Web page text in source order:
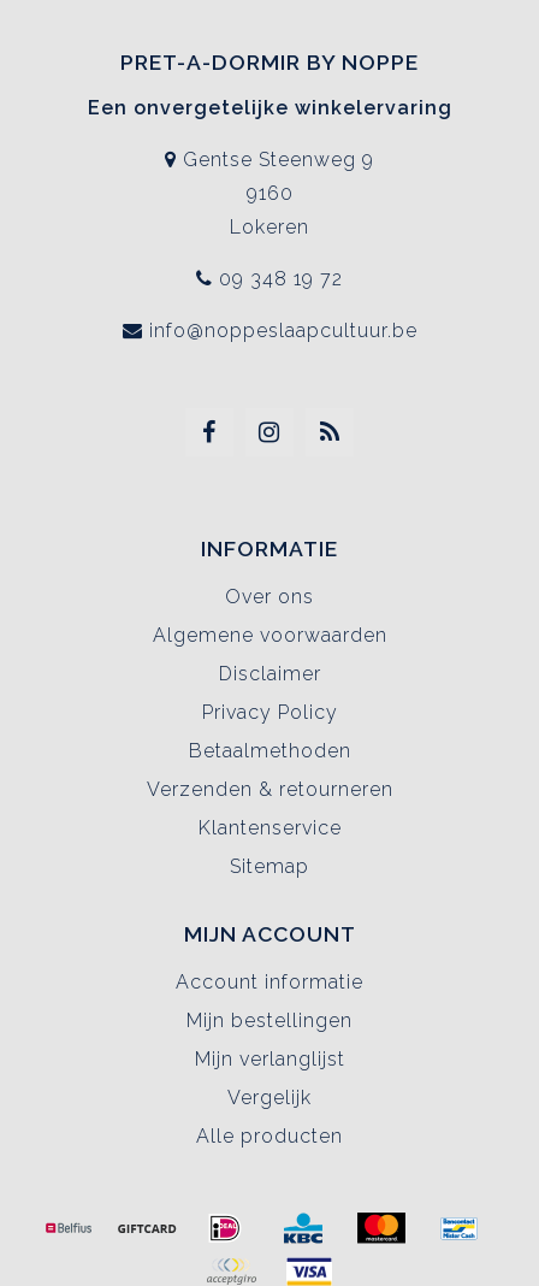
PRET-A-DORMIR BY NOPPE
Een onvergetelijke winkelervaring
Gentse Steenweg 9
9160
Lokeren
09 348 19 72
info@noppeslaapcultuur.be
INFORMATIE
Over ons
Algemene voorwaarden
Disclaimer
Privacy Policy
Betaalmethoden
Verzenden & retourneren
Klantenservice
Sitemap
MIJN ACCOUNT
Account informatie
Mijn bestellingen
Mijn verlanglijst
Vergelijk
Alle producten